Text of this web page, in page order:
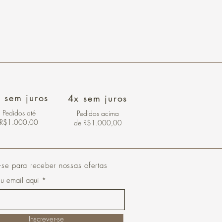
sem juros
Pedidos até
R$1.000,00
4x sem juros
Pedidos acima
de R$1.000,00
para receber nossas ofertas
email aqui
Inscrever-se